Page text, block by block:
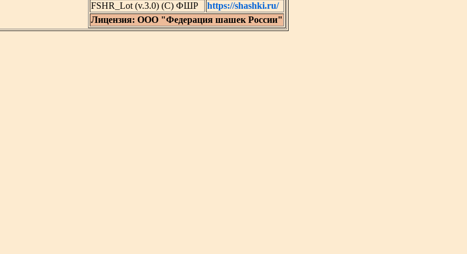
FSHR_Lot (v.3.0) (C) ФШР
https://shashki.ru/
Лицензия: ООО "Федерация шашек России"